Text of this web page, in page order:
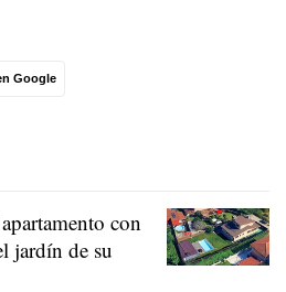
Google
con
jardín de su